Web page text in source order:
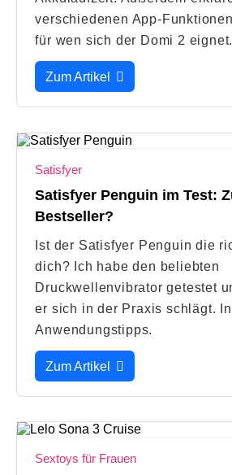
verschiedenen App-
für wen sich der Domi 2 eignet.
Zum Artikel
Satisfyer
Satisfyer Penguin im Test:
Bestseller?
Ist der Satisfyer Penguin die
dich? Ich habe den beliebten
Druckwellenvibrator getestet
er sich in der Praxis schlägt.
Anwendungstipps.
Zum Artikel
Sextoys für Frauen